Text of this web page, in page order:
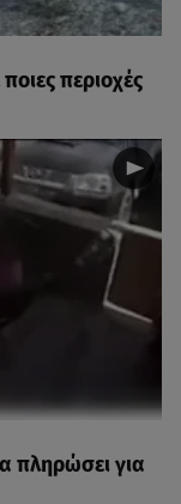
περιοχές
πληρώσει για